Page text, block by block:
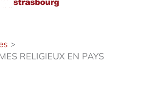
RELIGIEUX EN PAYS